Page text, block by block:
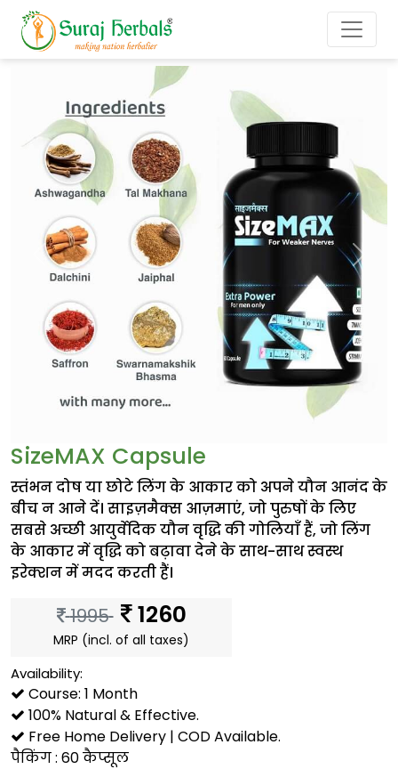
Previous Next
SizeMAX Capsule
स्तंभन दोष या छोटे लिंग के आकार को अपने यौन आनंद के
बीच न आने दें। साइज़मैक्स आज़माएं, जो पुरुषों के लिए
सबसे अच्छी आयुर्वेदिक यौन वृद्धि की गोलियाँ हैं, जो लिंग
के आकार में वृद्धि को बढ़ावा देने के साथ-साथ स्वस्थ
इरेक्शन में मदद करती हैं।
1995 1260
MRP (incl. of all taxes)
Availability:
Course: 1 Month
100% Natural & Effective.
Free Home Delivery | COD Available.
पैकिंग : 60 कैप्सूल